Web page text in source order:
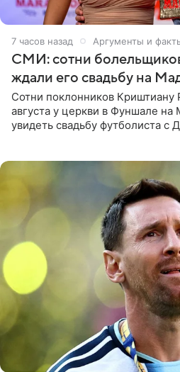
7 часов назад Аргументы и
СМИ: сотни
ждали его свадьбу на
Сотни поклонников Криштиану
августа у церкви в Фуншале на
увидеть свадьбу футболиста